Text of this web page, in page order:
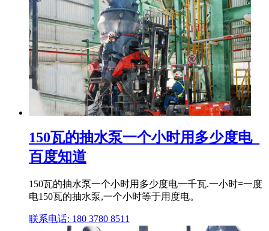
150瓦的抽水泵一个小时用多少度电_
百度知道
150瓦的抽水泵一个小时用多少度电一千瓦.一小时=一度
电150瓦的抽水泵,一个小时等于用度电。
联系电话: 180 3780 8511